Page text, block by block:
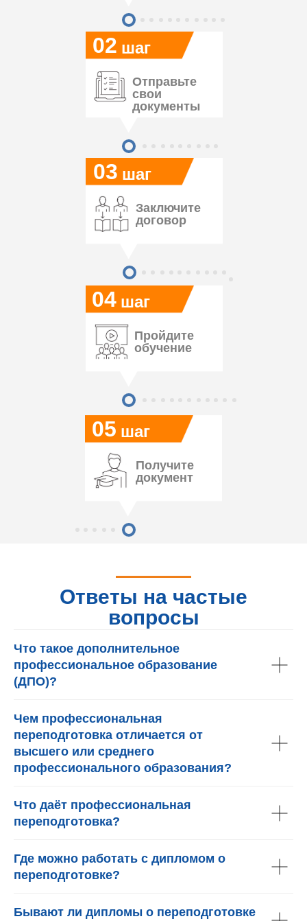
05
04
03
02 шаг
шаг
шаг
шаг
Отправьте
свои
документы
Заключите
договор
Пройдите
обучение
Получите
документ
Ответы на частые
вопросы
Что такое дополнительное
профессиональное образование
(ДПО)?
Чем профессиональная
переподготовка отличается от
высшего или среднего
профессионального образования?
Что даёт профессиональная
переподготовка?
Где можно работать с дипломом о
переподготовке?
Бывают ли дипломы о переподготовке